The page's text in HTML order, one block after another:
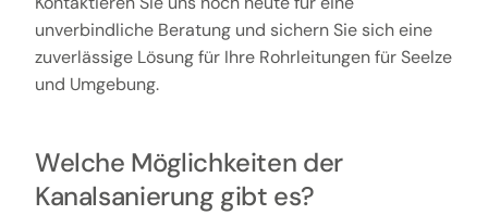
unverbindliche Beratung und sichern Sie sich eine
zuverlässige Lösung für Ihre Rohrleitungen für Seelze
und Umgebung.
Welche Möglichkeiten der
Kanalsanierung gibt es?